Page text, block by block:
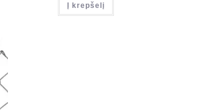
Į krepšelį